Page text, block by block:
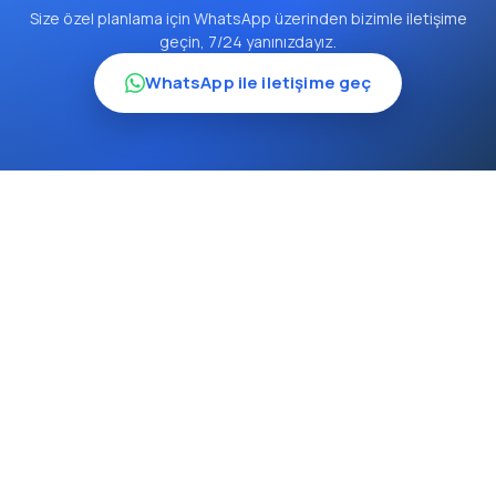
Size özel planlama için WhatsApp üzerinden bizimle iletişime
geçin, 7/24 yanınızdayız.
WhatsApp ile iletişime geç